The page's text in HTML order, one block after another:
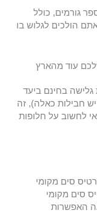
גורמים, כולל
הולכים לגלוש בו
עוד מהארץ
בחינם ביעד
חבילות כאלה), זה
לחשוב על חלופות
סים מקומי
סים מקומי
האפשרות